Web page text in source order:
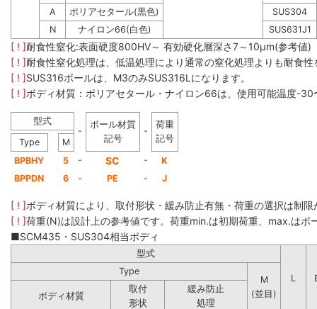
A
ポリアセタール(黒色)
SUS304
N
ナイロン66(白色) SUS631J1
[ ! ]耐食性窒化:表面硬度800HV～ 有効硬化層深さ7～10μm(参考値)
[ ! ]耐食性窒化処理は、低温処理により通常の窒化処理よりも耐食
[ ! ]SUS316ボールは、M3のみSUS316Lになります。
[ ! ]ボディ材質：ポリアセタール・ナイロン66は、使用可能温度-
型式
-
ボール材質
記号
-
荷重
記号
Type
M
BPBHY
5 - SC -
K
BPPDN
6 - PE - J
[ ! ]ボディ材質により、取付形状・緩み防止有無・荷重の選択は制
[ ! ]荷重(N)は設計上の参考値です。荷重min.は初期荷重、max.は
■SCM435・SUS304相当ボディ
型式
L
Type
M
(並目)
ボディ材質
取付
形状
緩み防止
処理